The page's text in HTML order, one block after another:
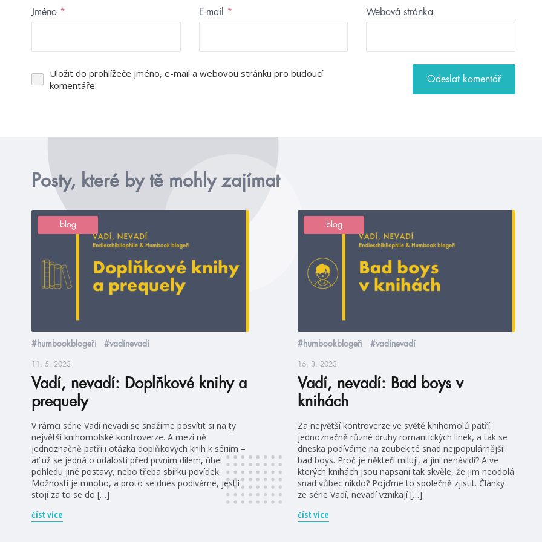
Jméno * E-mail * Webová stránka
Uložit do prohlížeče jméno, e-mail a webovou stránku pro budoucí
komentáře.
Posty, které by tě mohly zajímat
blog
#humbookblogeři #vadínevadí
11. 5. 2023
Vadí, nevadí: Doplňkové knihy a
prequely
V rámci série Vadí nevadí se snažíme posvítit si na ty
největší knihomolské kontroverze. A mezi ně
jednoznačně patří i otázka doplňkových knih k sériím –
ať už se jedná o události před prvním dílem, úhel
pohledu jiné postavy, nebo třeba sbírku povídek.
Možností je mnoho, a proto se dnes podíváme, jestli
stojí za to se do […]
číst více
blog
#humbookblogeři #vadínevadí
16. 3. 2023
Vadí, nevadí: Bad boys v
knihách
Za největší kontroverze ve světě knihomolů patří
jednoznačně různé druhy romantických linek, a tak se
dneska podíváme na zoubek té snad nejpopulárnější:
bad boys. Proč je někteří milují, a jiní nenávidí? A ve
kterých knihách jsou napsaní tak skvěle, že jim neodolá
snad vůbec nikdo? Pojďme to společně zjistit. Články
ze série Vadí, nevadí vznikají […]
číst více